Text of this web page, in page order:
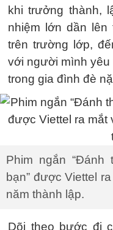
khi trưởng thành,
nhiệm lớn dần lên
trên trường lớp,
với người mình yêu
trong gia đình đè
Phim ngắn
bạn” được Viettel
năm thành lập.
Dõi theo bước đi